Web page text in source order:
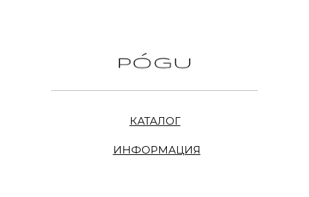
КАТАЛОГ
ИНФОРМАЦИЯ